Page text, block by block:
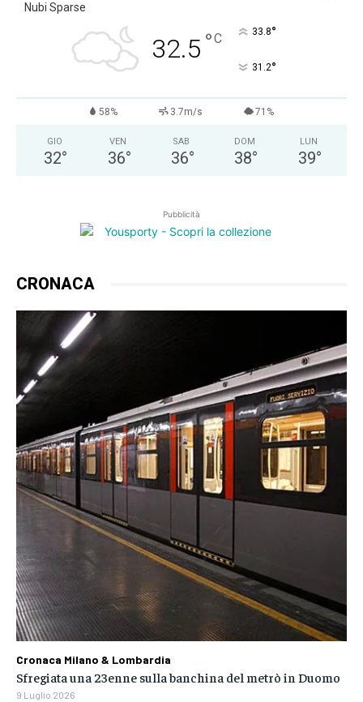
Nubi Sparse
32.5 °C 33.8°
31.2°
58% 3.7m/s 71%
GIO
32°
VEN
36°
SAB
36°
DOM
38°
LUN
39°
Pubblicità
CRONACA
Cronaca Milano & Lombardia
Sfregiata una 23enne sulla banchina del metrò in Duomo
9 Luglio 2026